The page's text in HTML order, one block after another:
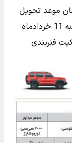
موعد تحویل
120 روز کاری زمان ثبت‌نام از 9 صبح، یکشنبه 11 خردادماه
فنربندی